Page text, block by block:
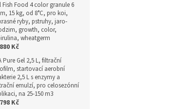
Fish Food 4 color granule 6
15 kg, od 8°C, pro koi,
ryby, pstruhy, jaro-
growth, color,
wheatgerm
Kč
Pure Gel 2,5 L, filtrační
startovací aerobní
2,5 L s enzymy a
emulzí, pro celosezónní
na 25-150 m3
Kč